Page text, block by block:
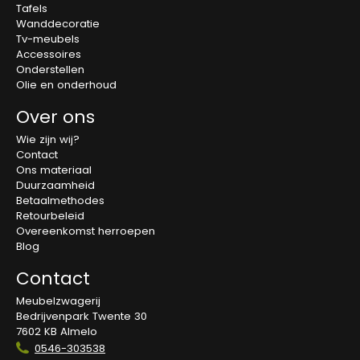
Tafels
Wanddecoratie
Tv-meubels
Accessoires
Onderstellen
Olie en onderhoud
Over ons
Wie zijn wij?
Contact
Ons materiaal
Duurzaamheid
Betaalmethodes
Retourbeleid
Overeenkomst herroepen
Blog
Contact
Meubelzwagerij
Bedrijvenpark Twente 30
7602 KB Almelo
0546-303538